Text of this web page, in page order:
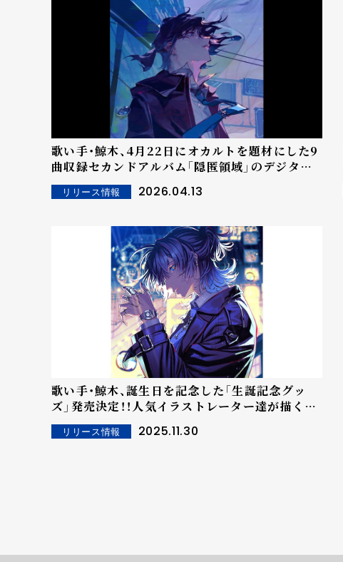
歌い手・鯨木、4月22日にオカルトを題材にした9
曲収録セカンドアルバム「隠匿領域」のデジタル
リリース決定、特設サイトを公開！
リリース情報 2026.04.13
歌い手・鯨木、誕生日を記念した「生誕記念グッ
ズ」発売決定！！人気イラストレーター達が描くグ
ッズラインナップが公開、受注スタート！！
リリース情報 2025.11.30